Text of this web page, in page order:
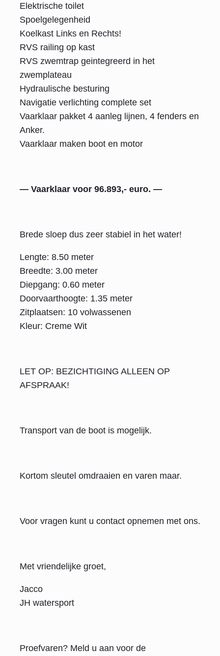
Elektrische toilet
Spoelgelegenheid
Koelkast Links en Rechts!
RVS railing op kast
RVS zwemtrap geintegreerd in het
zwemplateau
Hydraulische besturing
Navigatie verlichting complete set
Vaarklaar pakket 4 aanleg lijnen, 4 fenders en
Anker.
Vaarklaar maken boot en motor
— Vaarklaar voor 96.893,- euro. —
Brede sloep dus zeer stabiel in het water!
Lengte: 8.50 meter
Breedte: 3.00 meter
Diepgang: 0.60 meter
Doorvaarthoogte: 1.35 meter
Zitplaatsen: 10 volwassenen
Kleur: Creme Wit
LET OP: BEZICHTIGING ALLEEN OP
AFSPRAAK!
Transport van de boot is mogelijk.
Kortom sleutel omdraaien en varen maar.
Voor vragen kunt u contact opnemen met ons.
Met vriendelijke groet,
Jacco
JH watersport
Proefvaren? Meld u aan voor de